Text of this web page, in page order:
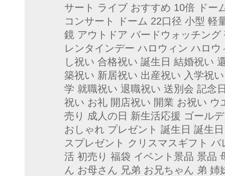
サート ライブ おすすめ 10倍 ドー
コンサート ドーム 22口径 小型 軽
鏡 アウトドア バードウォッチン
レンタインデー ハロウィン ハロ
し祝い 合格祝い 誕生日 結婚祝い
築祝い 新居祝い 出産祝い 入学祝
学 就職祝い 退職祝い 送別会 記念
祝い お礼 開店祝い 開業 お祝い
売り 成人の日 新生活応援 ゴール
おしゃれ プレゼント 誕生日 誕生
スプレゼント クリスマスギフト
活 初売り 福袋 イベント景品 景品
ん お母さん 兄弟 お兄ちゃん 弟